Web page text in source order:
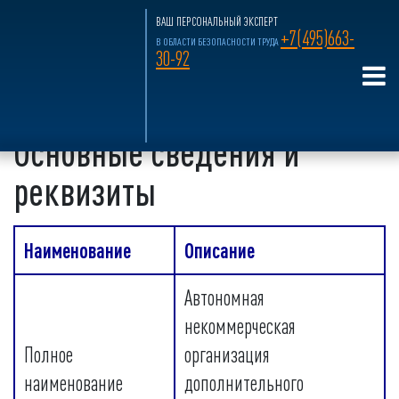
ВАШ ПЕРСОНАЛЬНЫЙ ЭКСПЕРТ
В ОБЛАСТИ БЕЗОПАСНОСТИ ТРУДА +7(495)663-
30-92
О нас
Основные сведения и
реквизиты
Наименование Описание
Полное
наименование
Автономная
некоммерческая
организация
дополнительного